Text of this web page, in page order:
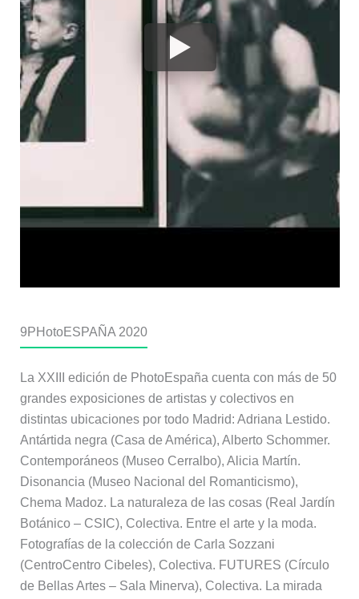
9 PHotoESPAÑA 2020
La XXIII edición de PhotoEspaña cuenta con más de 50
grandes exposiciones de artistas y colectivos en
distintas ubicaciones por todo Madrid: Adriana Lestido.
Antártida negra (Casa de América), Alberto Schommer.
Contemporáneos (Museo Cerralbo), Alicia Martín.
Disonancia (Museo Nacional del Romanticismo),
Chema Madoz. La naturaleza de las cosas (Real Jardín
Botánico – CSIC), Colectiva. Entre el arte y la moda.
Fotografías de la colección de Carla Sozzani
(CentroCentro Cibeles), Colectiva. FUTURES (Círculo
de Bellas Artes – Sala Minerva), Colectiva. La mirada